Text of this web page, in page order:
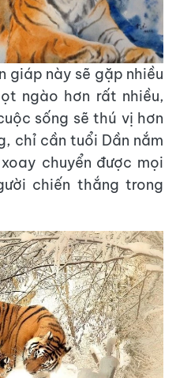
giáp này sẽ gặp nhiều
ngào hơn rất nhiều,
sống sẽ thú vị hơn
chỉ cần tuổi Dần nắm
chuyển được mọi
chiến thắng trong